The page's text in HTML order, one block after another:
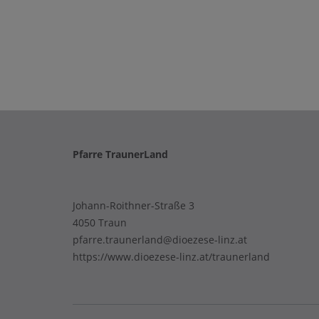
Pfarre TraunerLand
Johann-Roithner-Straße 3
4050 Traun
pfarre.traunerland@dioezese-linz.at
https://www.dioezese-linz.at/traunerland